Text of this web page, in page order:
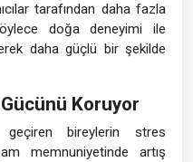
tarafından daha fazla
doğa deneyimi ile
daha güçlü bir şekilde
Koruyor
geçiren bireylerin stres
memnuniyetinde artış